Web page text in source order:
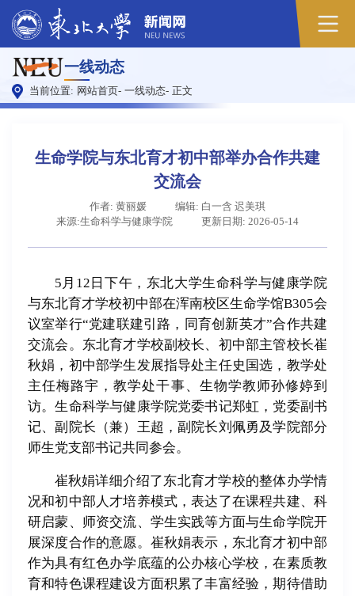
一线动态
当前位置: 网站首页- 一线动态- 正文
生命学院与东北育才初中部举办合作共建
交流会
作者: 黄丽媛
编辑: 白一含 迟美琪
来源:生命科学与健康学院
更新日期: 2026-05-14
5月12日下午，东北大学生命科学与健康学院
与东北育才学校初中部在浑南校区生命学馆B305会
议室举行“党建联建引路，同育创新英才”合作共建
交流会。东北育才学校副校长、初中部主管校长崔
秋娟，初中部学生发展指导处主任史国选，教学处
主任梅路宇，教学处干事、生物学教师孙修婷到
访。生命科学与健康学院党委书记郑虹，党委副书
记、副院长（兼）王超，副院长刘佩勇及学院部分
师生党支部书记共同参会。
崔秋娟详细介绍了东北育才学校的整体办学情
况和初中部人才培养模式，表达了在课程共建、科
研启蒙、师资交流、学生实践等方面与生命学院开
展深度合作的意愿。 崔秋娟表示，东北育才初中部
作为具有红色办学底蕴的公办核心学校，在素质教
育和特色课程建设方面积累了丰富经验，期待借助
原